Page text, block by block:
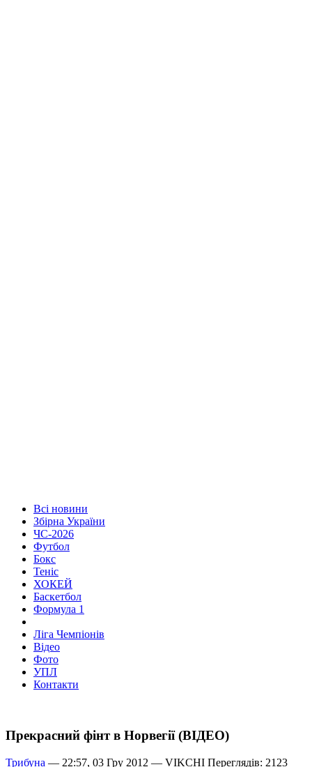
Всі новини
Збірна України
ЧС-2026
Футбол
Бокс
Теніс
ХОКЕЙ
Баскетбол
Формула 1
Ліга Чемпіонів
Відео
Фото
УПЛ
Контакти
Прекрасний фінт в Норвегії (ВІДЕО)
Трибуна — 22:57, 03 Гру 2012 — VIKCHI Переглядів: 2123